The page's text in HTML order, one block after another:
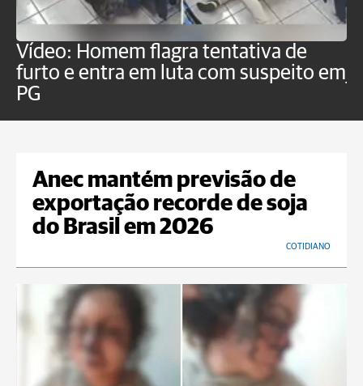
Vídeo: Homem flagra tentativa de
furto e entra em luta com suspeito em
PG
Anec mantém previsão de
exportação recorde de soja
do Brasil em 2026
COTIDIANO